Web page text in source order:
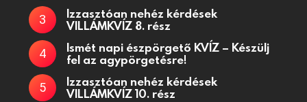
Izzasztóan nehéz kérdések
VILLÁMKVÍZ 8. rész
Ismét napi észpörgető KVÍZ – Készülj
fel az agypörgetésre!
Izzasztóan nehéz kérdések
VILLÁMKVÍZ 10. rész